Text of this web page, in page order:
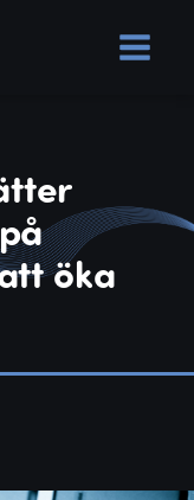
öka